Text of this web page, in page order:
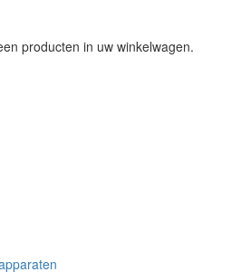
producten in uw winkelwagen.